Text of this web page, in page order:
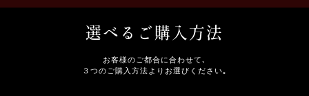
選べるご購入方法
お客様のご都合に合わせて､
３つのご購入方法よりお選びください｡